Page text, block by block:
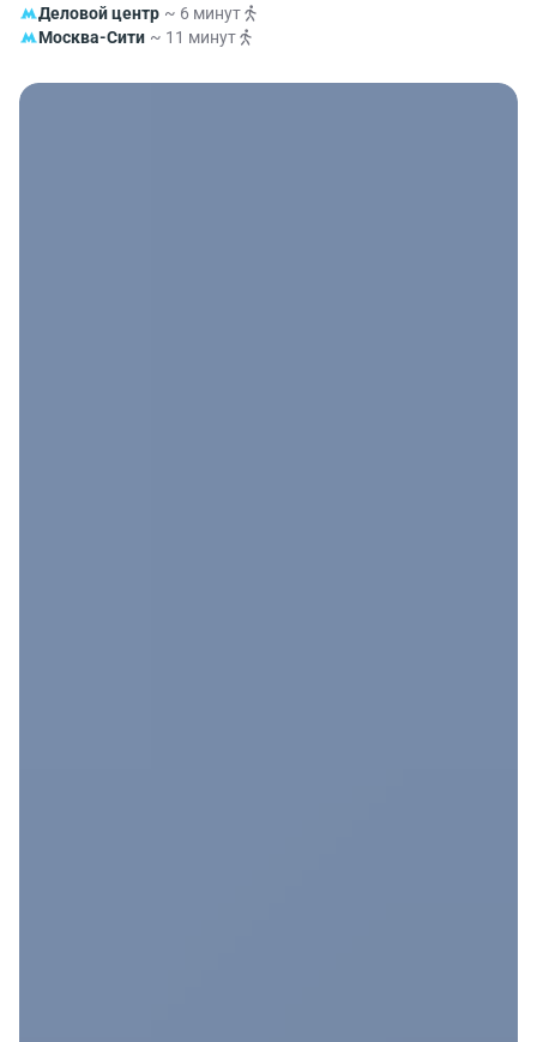
Деловой центр ~ 6 минут
Москва-Сити ~ 11 минут